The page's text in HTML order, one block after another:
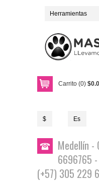
Herramientas
Carrito (0)
$ Es
Medellín -
6696765
(+57) 305 229